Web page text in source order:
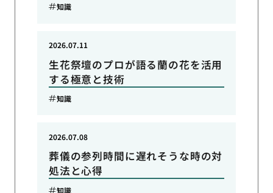
知識
生花祭壇のプロが語る蘭の花を活用
する極意と技術
2026.07.11
知識
葬儀の参列時間に遅れそうな時の対
処法と心得
2026.07.08
知識